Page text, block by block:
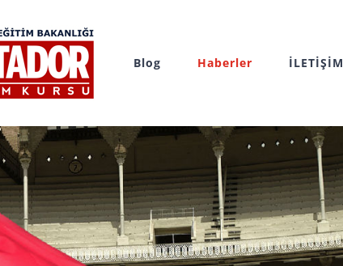
Blog Haberler İLETİŞİM